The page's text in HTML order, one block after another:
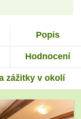
Popis
Hodnocení
zážitky v okolí